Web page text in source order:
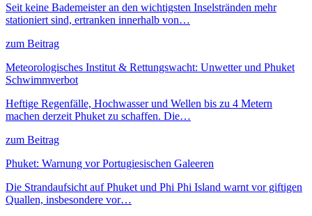
Seit keine Bademeister an den wichtigsten Inselstränden mehr
stationiert sind, ertranken innerhalb von…
zum Beitrag
Meteorologisches Institut & Rettungswacht: Unwetter und Phuket
Schwimmverbot
Heftige Regenfälle, Hochwasser und Wellen bis zu 4 Metern
machen derzeit Phuket zu schaffen. Die…
zum Beitrag
Phuket: Warnung vor Portugiesischen Galeeren
Die Strandaufsicht auf Phuket und Phi Phi Island warnt vor giftigen
Quallen, insbesondere vor…